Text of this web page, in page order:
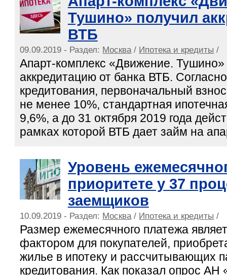
Тушино» получил
ВТБ
09.09.2019 - Раздел: Москва/ Ипотека и кредиты /
Апарт-комплекс «Движение. Тушино»
аккредитацию от банка ВТБ.
кредитования, первоначальный
не менее 10%, стандартная
9,6%, а до 31 октября 2019 года
рамках которой ВТБ дает займ на
Уровень
приоритете у 37
заемщиков
10.09.2019 - Раздел: Москва/ Ипотека и кредиты /
Размер ежемесячного платежа
фактором для покупателей,
жилье в ипотеку и рассчитывающих
кредитования. Как показал опрос